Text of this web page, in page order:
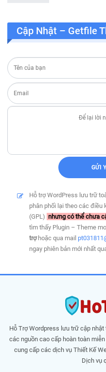
Cập Nhật – Getfile
Hỗ trợ WordPress lưu trữ
phân phối lại theo các điều
(GPL) nhưng có thể chưa
tìm thấy Plugin – Theme
trợhoặc qua mail
ngay phiên bản mới nhất
Hỗ Trợ Wordpress lưu trữ cập
các nguồn cao cấp hoàn toàn
cung cấp các dịch vụ Thiết Kế
Dịch vụ